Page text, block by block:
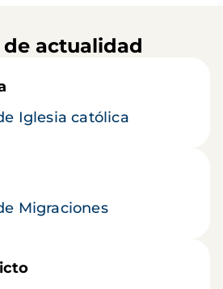
actualidad
Iglesia católica
Migraciones